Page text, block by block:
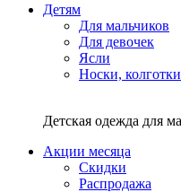
Детям
Для мальчиков
Для девочек
Ясли
Носки, колготки
Детская одежда для
Акции месяца
Скидки
Распродажа